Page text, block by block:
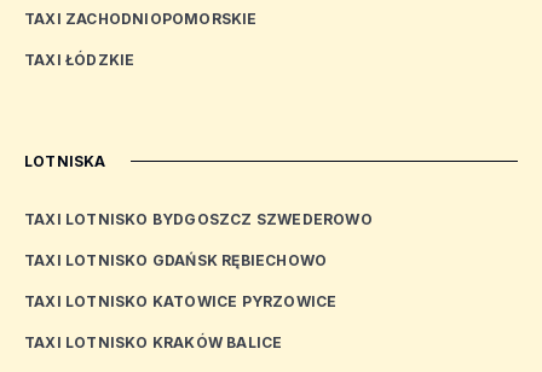
TAXI ZACHODNIOPOMORSKIE
TAXI ŁÓDZKIE
LOTNISKA
TAXI LOTNISKO BYDGOSZCZ SZWEDEROWO
TAXI LOTNISKO GDAŃSK RĘBIECHOWO
TAXI LOTNISKO KATOWICE PYRZOWICE
TAXI LOTNISKO KRAKÓW BALICE